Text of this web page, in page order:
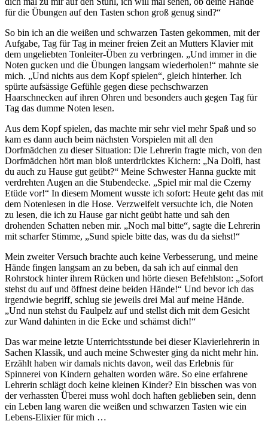
für die Übungen auf den Tasten schon groß genug sind?
So bin ich an die weißen und schwarzen Tasten gekommen, mit der
Aufgabe, Tag für Tag in meiner freien Zeit an Mutters Klavier mit
dem ungeliebten Tonleiter-Üben zu verbringen.
Und immer in die
Noten gucken und die Übungen langsam wiederholen!
mahnte sie
mich.
Und nichts aus dem Kopf spielen , gleich hinterher. Ich
spürte aufsässige Gefühle gegen diese pechschwarzen
Haarschnecken auf ihren Ohren und besonders auch gegen Tag für
Tag das dumme Noten lesen.
Aus dem Kopf spielen, das machte mir sehr viel mehr Spaß und so
kam es dann auch beim nächsten Vorspielen mit all den
Dorfmädchen zu dieser Situation: Die Lehrerin fragte mich, von den
Dorfmädchen hört man bloß unterdrücktes Kichern:
Na Dolfi, hast
du auch zu Hause gut geübt?
Meine Schwester Hanna guckte mit
verdrehten Augen an die Stubendecke.
Spiel mir mal die Czerny
Etüde vor!
In diesem Moment wusste ich sofort: Heute geht das mit
dem Notenlesen in die Hose. Verzweifelt versuchte ich, die Noten
zu lesen, die ich zu Hause gar nicht geübt hatte und sah den
drohenden Schatten neben mir.
Noch mal bitte , sagte die Lehrerin
mit scharfer Stimme,
Sund spiele bitte das, was du da siehst!
Mein zweiter Versuch brachte auch keine Verbesserung, und meine
Hände fingen langsam an zu beben, da sah ich auf einmal den
Rohrstock hinter ihrem Rücken und hörte diesen Befehlston:
Sofort
stehst du auf und öffnest deine beiden Hände!
Und bevor ich das
irgendwie begriff, schlug sie jeweils drei Mal auf meine Hände.
Und nun stehst du Faulpelz auf und stellst dich mit dem Gesicht
zur Wand dahinten in die Ecke und schämst dich!
Das war meine letzte Unterrichtsstunde bei dieser Klavierlehrerin in
Sachen Klassik, und auch meine Schwester ging da nicht mehr hin.
Erzählt haben wir damals nichts davon, weil das Erlebnis für
Spinnerei von Kindern gehalten worden wäre. So eine erfahrene
Lehrerin schlägt doch keine kleinen Kinder? Ein bisschen was von
der verhassten Überei muss wohl doch haften geblieben sein, denn
ein Leben lang waren die weißen und schwarzen Tasten wie ein
Lebens-Elixier für mich …